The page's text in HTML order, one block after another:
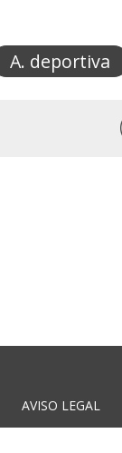
A. deportiva
AVISO LEGAL